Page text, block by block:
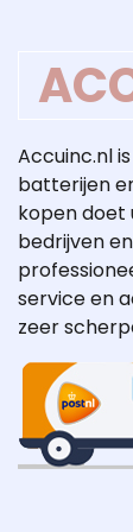
Accuinc.nl
batterijen
kopen doet
bedrijven
service en
zeer